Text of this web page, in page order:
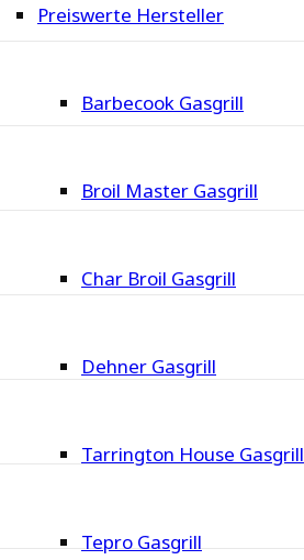
Preiswerte Hersteller
Barbecook Gasgrill
Broil Master Gasgrill
Char Broil Gasgrill
Dehner Gasgrill
Tarrington House Gasgrill
Tepro Gasgrill